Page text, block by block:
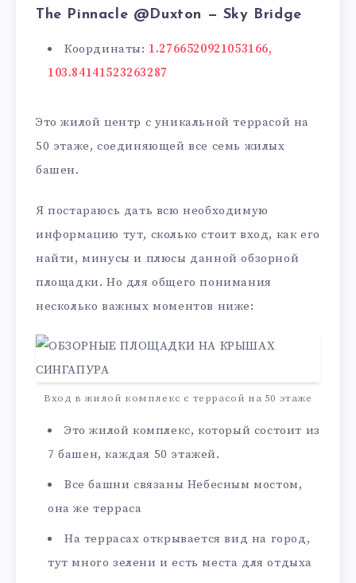
The Pinnacle @Duxton — Sky Bridge
Координаты: 1.2766520921053166,
103.84141523263287
Это жилой центр с уникальной террасой на
50 этаже, соединяющей все семь жилых
башен.
Я постараюсь дать всю необходимую
информацию тут, сколько стоит вход, как его
найти, минусы и плюсы данной обзорной
площадки. Но для общего понимания
несколько важных моментов ниже:
Вход в жилой комплекс с террасой на 50 этаже
Это жилой комплекс, который состоит из
7 башен, каждая 50 этажей.
Все башни связаны Небесным мостом,
она же терраса
На террасах открывается вид на город,
тут много зелени и есть места для отдыха